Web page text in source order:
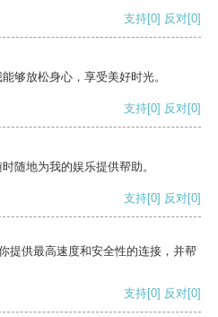
支持[0] 反对[0]
够放松身心，享受美好时光。
支持[0] 反对[0]
随地为我的娱乐提供帮助。
支持[0] 反对[0]
提供最高速度和安全性的连接，并帮
支持[0] 反对[0]